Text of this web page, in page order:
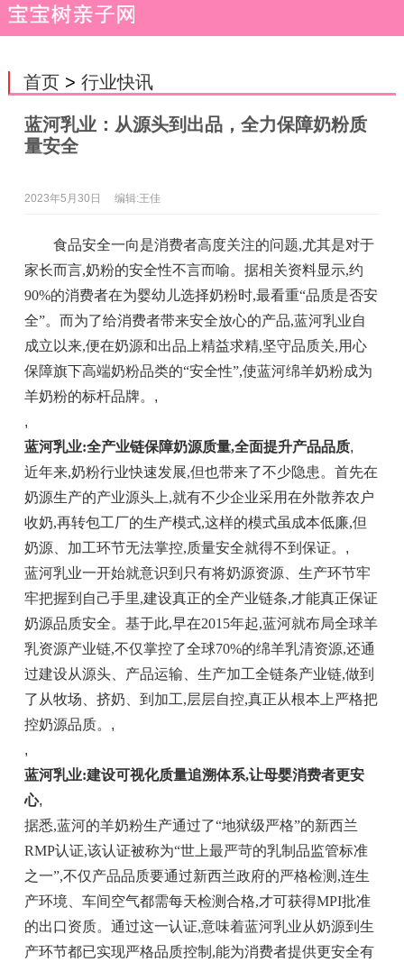
首页> 行业快讯
蓝河乳业：从源头到出品，全力保障奶粉质
量安全
2023年5月30日 编辑:王佳
食品安全一向是消费者高度关注的问题,尤其是对于
家长而言,奶粉的安全性不言而喻。据相关资料显示,约
90%的消费者在为婴幼儿选择奶粉时,最看重“品质是否安
全”。而为了给消费者带来安全放心的产品,蓝河乳业自
成立以来,便在奶源和出品上精益求精,坚守品质关,用心
保障旗下高端奶粉品类的“安全性”,使蓝河绵羊奶粉成为
羊奶粉的标杆品牌。 ,
,
蓝河乳业:全产业链保障奶源质量,全面提升产品品质,
近年来,奶粉行业快速发展,但也带来了不少隐患。首先在
奶源生产的产业源头上,就有不少企业采用在外散养农户
收奶,再转包工厂的生产模式,这样的模式虽成本低廉,但
奶源、加工环节无法掌控,质量安全就得不到保证。 ,
蓝河乳业一开始就意识到只有将奶源资源、生产环节牢
牢把握到自己手里,建设真正的全产业链条,才能真正保证
奶源品质安全。基于此,早在2015年起,蓝河就布局全球羊
乳资源产业链,不仅掌控了全球70%的绵羊乳清资源,还通
过建设从源头、产品运输、生产加工全链条产业链,做到
了从牧场、挤奶、到加工,层层自控,真正从根本上严格把
控奶源品质。 ,
,
蓝河乳业:建设可视化质量追溯体系,让母婴消费者更安
心,
据悉,蓝河的羊奶粉生产通过了“地狱级严格”的新西兰
RMP认证,该认证被称为“世上最严苛的乳制品监管标准
之一”,不仅产品品质要通过新西兰政府的严格检测,连生
产环境、车间空气都需每天检测合格,才可获得MPI批准
的出口资质。通过这一认证,意味着蓝河乳业从奶源到生
产环节都已实现严格品质控制,能为消费者提供更安全有